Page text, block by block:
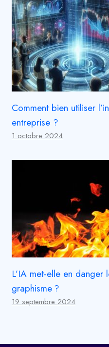
Comment bien utiliser
entreprise ?
1 octobre 2024
L’IA met-elle en danger
graphisme ?
19 septembre 2024